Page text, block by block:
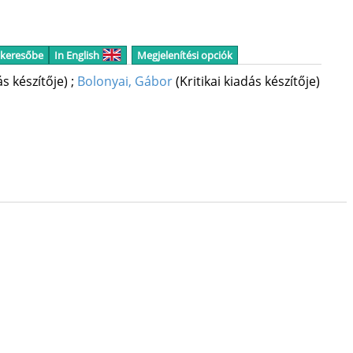
In English Megjelenítési opciók
készítője) ; Bolonyai, Gábor(Kritikai kiadás készítője)